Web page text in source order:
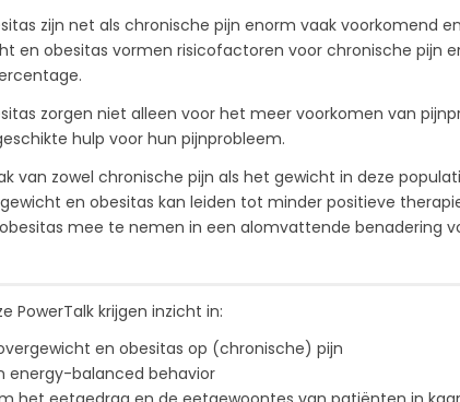
zijn net als chronische pijn enorm vaak voorkomend
en obesitas vormen risicofactoren voor chronische pijn
zorgen niet alleen voor het meer voorkomen van
hulp voor hun pijnprobleem.
van zowel chronische pijn als het gewicht in deze
en obesitas kan leiden tot minder positieve
mee te nemen in een alomvattende benadering
PowerTalk krijgen inzicht in:
en obesitas op (chronische) pijn
energy-balanced behavior